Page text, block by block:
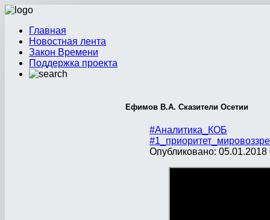
Главная
Новостная лента
Закон Времени
Поддержка проекта
Ефимов В.А. Сказители Осетии
#Аналитика_КОБ
Опубликовано: 05.01.2018